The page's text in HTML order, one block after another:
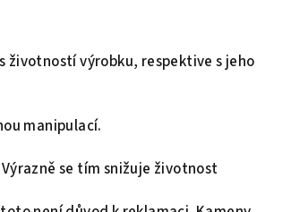
životností výrobku, respektive s jeho
manipulací.
se tím snižuje životnost